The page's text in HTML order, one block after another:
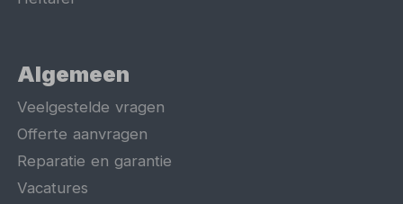
Algemeen
Veelgestelde vragen
Offerte aanvragen
Reparatie en garantie
Vacatures